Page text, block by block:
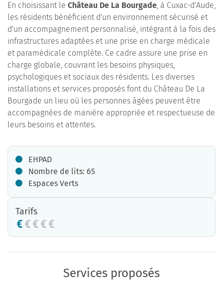
En choisissant le Château De La Bourgade, à Cuxac-d'Aude,
les résidents bénéficient d'un environnement sécurisé et
d'un accompagnement personnalisé, intégrant à la fois des
infrastructures adaptées et une prise en charge médicale
et paramédicale complète. Ce cadre assure une prise en
charge globale, couvrant les besoins physiques,
psychologiques et sociaux des résidents. Les diverses
installations et services proposés font du Château De La
Bourgade un lieu où les personnes âgées peuvent être
accompagnées de manière appropriée et respectueuse de
leurs besoins et attentes.
EHPAD
Nombre de lits: 65
Espaces Verts
Tarifs
Services proposés